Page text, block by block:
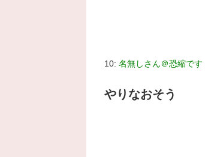
10: 名無しさん＠恐縮です
やりなおそう